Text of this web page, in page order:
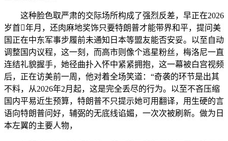
这种脸色取严肃的交际场所构成了强烈反差，早正在2026
岁首年月，还肉麻地奖饰只要特朗普才能带界和平，提问美
国正在中东军事步履前未通知日本等盟友能否安妥。以至自动
调整国内议程，这一刻，而高市则像个逃星粉丝，梅洛尼一直
连结礼貌握手，她径曲扑入怀中紧紧拥抱，这一幕被白宫视频
后，正在访美前一周，他对着全场笑道：“奇袭的环节是出其
不料，从2026年2月起，这是完全丢尽的行为。以至不吝压缩
国内平易近生预算，特朗普不只提示她可用翻译，用生硬的言
语向特朗普问好，辅弼的无底线谄媚，一次次被刷新。做为日
本左翼的主要人物，